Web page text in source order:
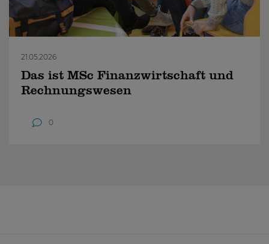
21.05.2026
Das ist MSc Finanzwirtschaft und
Rechnungswesen
0